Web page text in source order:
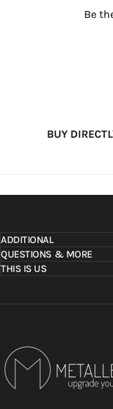
Be
BUY
ADDITIONAL
QUESTIONS & MORE
THIS IS US
Metallbude